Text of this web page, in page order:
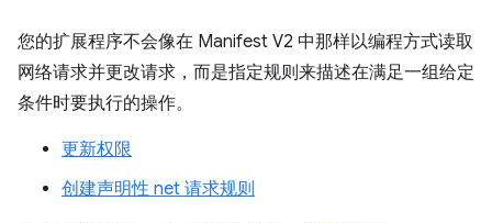
您的扩展程序不会像在 Manifest V2 中那样以编程方式读取
网络请求并更改请求，而是指定规则来描述在满足一组给定
条件时要执行的操作。
更新权限
创建声明性 net 请求规则